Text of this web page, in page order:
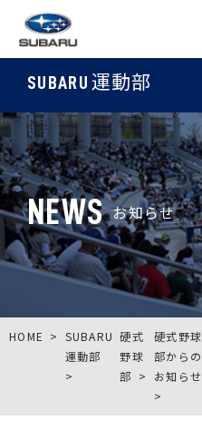
SUBARU 運動部
NEWS お知らせ
HOME
SUBARU
運動部
硬式
野球
部
硬式野球
部からの
お知らせ